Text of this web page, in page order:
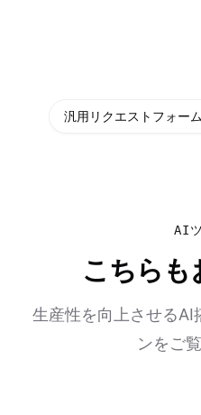
汎用リクエストフォー
AI
こちらも
生産性を向上させるAI
ンをご